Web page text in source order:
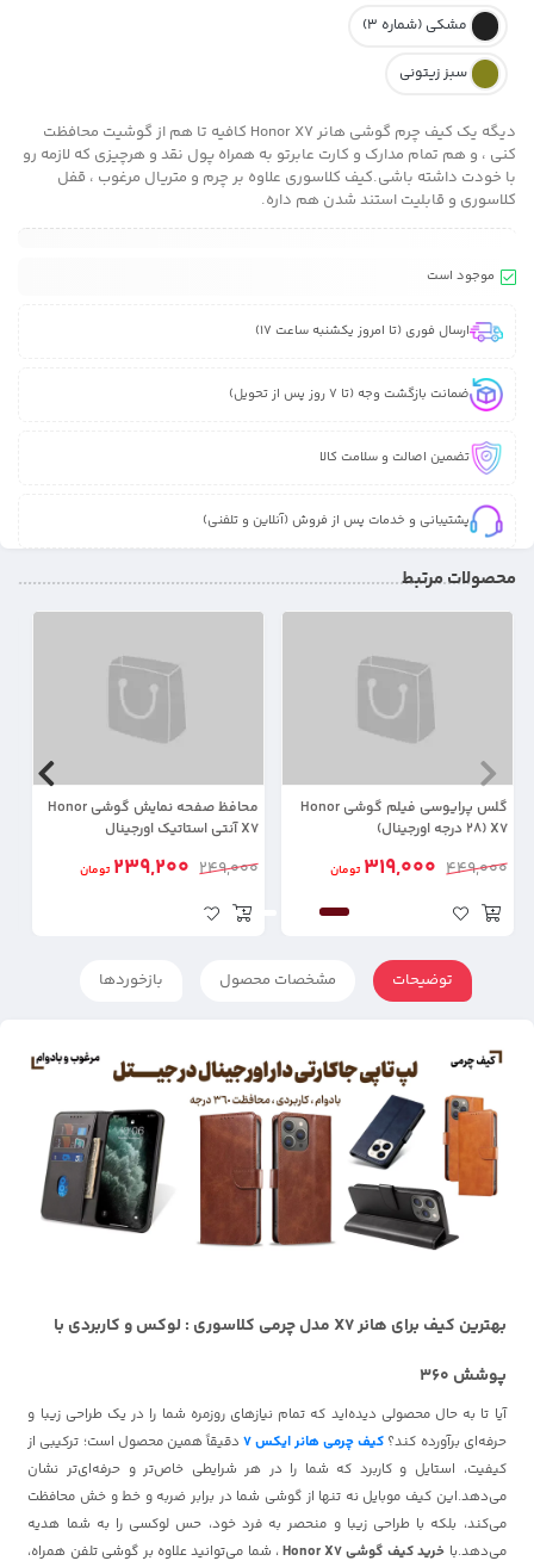
مشکی (شماره 3)
سبز زیتونی
دیگه یک کیف چرم گوشی هانر Honor X7 کافیه تا هم از گوشیت محافظت
کنی ، و هم تمام مدارک و کارت عابرتو به همراه پول نقد و هرچیزی که لازمه رو
با خودت داشته باشی.کیف کلاسوری علاوه بر چرم و متریال مرغوب ، قفل
کلاسوری و قابلیت استند شدن هم داره.
موجود است
ارسال فوری (تا امروز یکشنبه ساعت 17)
ضمانت بازگشت وجه (تا 7 روز پس از تحویل)
تضمین اصالت و سلامت کالا
پشتیبانی و خدمات پس از فروش (آنلاین و تلفنی)
محصولات مرتبط
گلس پرایوسی فیلم گوشی Honor
X7 (28 درجه اورجینال)
449,000
319,000 تومان
محافظ صفحه نمایش گوشی Honor
X7 آنتی استاتیک اورجینال
249,000
239,200 تومان
توضیحات مشخصات محصول بازخوردها
بهترین کیف برای هانر X7 مدل چرمی کلاسوری : لوکس و کاربردی با
پوشش 360
آیا تا به حال محصولی دیده‌اید که تمام نیازهای روزمره شما را در یک طراحی زیبا و
حرفه‌ای برآورده کند؟ کیف چرمی هانر ایکس 7
دقیقاً همین محصول است؛ ترکیبی از
کیفیت، استایل و کاربرد که شما را در هر شرایطی خاص‌تر و حرفه‌ای‌تر نشان
می‌دهد.این کیف موبایل نه تنها از گوشی شما در برابر ضربه و خط و خش محافظت
می‌کند، بلکه با طراحی زیبا و منحصر به فرد خود، حس لوکسی را به شما هدیه
می‌دهد.با خرید کیف گوشی Honor X7
، شما می‌توانید علاوه بر گوشی تلفن همراه،